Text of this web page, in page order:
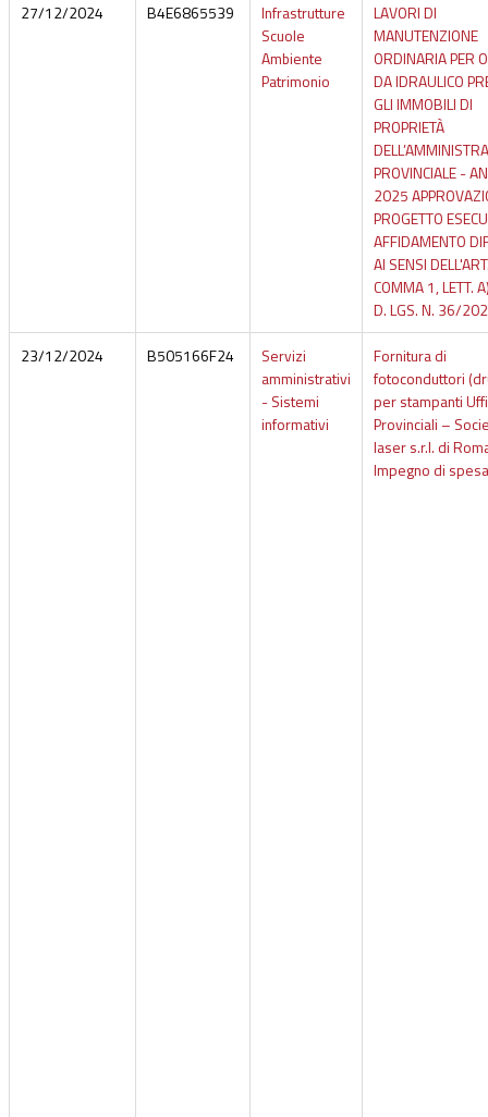
27/12/2024
B4E6865539
Infrastrutture
Scuole
Ambiente
Patrimonio
LAVORI DI
MANUTENZIONE
ORDINARIA PER
DA IDRAULICO
GLI IMMOBILI DI
PROPRIETÀ
PROVINCIALE -
2025
PROGETTO
AFFIDAMENTO
AI SENSI
COMMA 1, LETT.
D. LGS. N. 36/
23/12/2024
B505166F24
Servizi
amministrativi
- Sistemi
informativi
Fornitura di
fotoconduttori
per stampanti
Provinciali –
laser s.r.l. di
Impegno di spesa